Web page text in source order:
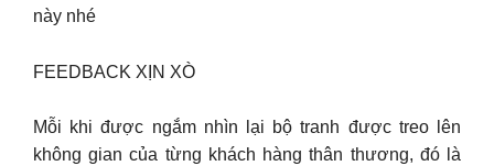
này nhé
FEEDBACK XỊN XÒ
Mỗi khi được ngắm nhìn lại bộ tranh được treo lên
không gian của từng khách hàng thân thương, đó là